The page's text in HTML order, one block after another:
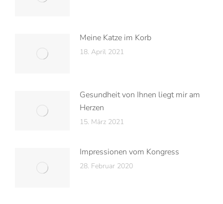
Meine Katze im Korb
18. April 2021
Gesundheit von Ihnen liegt mir am
Herzen
15. März 2021
Impressionen vom Kongress
28. Februar 2020